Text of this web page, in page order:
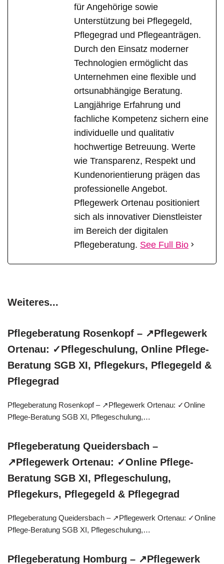
für Angehörige sowie
Unterstützung bei Pflegegeld,
Pflegegrad und Pflegeanträgen.
Durch den Einsatz moderner
Technologien ermöglicht das
Unternehmen eine flexible und
ortsunabhängige Beratung.
Langjährige Erfahrung und
fachliche Kompetenz sichern eine
individuelle und qualitativ
hochwertige Betreuung. Werte
wie Transparenz, Respekt und
Kundenorientierung prägen das
professionelle Angebot.
Pflegewerk Ortenau positioniert
sich als innovativer Dienstleister
im Bereich der digitalen
Pflegeberatung. See Full Bio
Weiteres...
Pflegeberatung Rosenkopf – ↗️Pflegewerk
Ortenau: ✓Pflegeschulung, Online Pflege-
Beratung SGB XI, Pflegekurs, Pflegegeld &
Pflegegrad
Pflegeberatung Rosenkopf – ↗️Pflegewerk Ortenau: ✓Online
Pflege-Beratung SGB XI, Pflegeschulung,…
Pflegeberatung Queidersbach –
↗️Pflegewerk Ortenau: ✓Online Pflege-
Beratung SGB XI, Pflegeschulung,
Pflegekurs, Pflegegeld & Pflegegrad
Pflegeberatung Queidersbach – ↗️Pflegewerk Ortenau: ✓Online
Pflege-Beratung SGB XI, Pflegeschulung,…
Pflegeberatung Homburg – ↗️Pflegewerk